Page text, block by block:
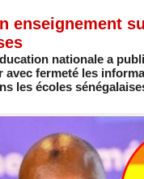
enseignement
nationale a
avec fermeté les
les écoles